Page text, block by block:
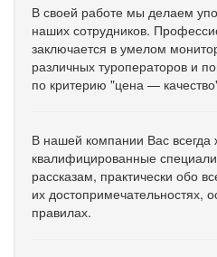
В своей работе мы делаем
наших сотрудников.
заключается в умелом
различных туроператоров и
по критерию "цена —
В нашей компании Вас всегда
квалифицированные
рассказам, практически обо
их достопримечательностях,
правилах.